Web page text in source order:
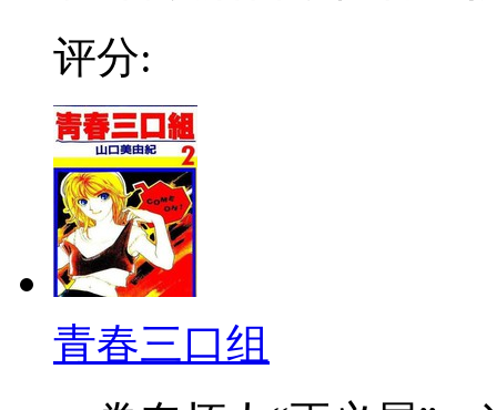
评分:
青春三口组